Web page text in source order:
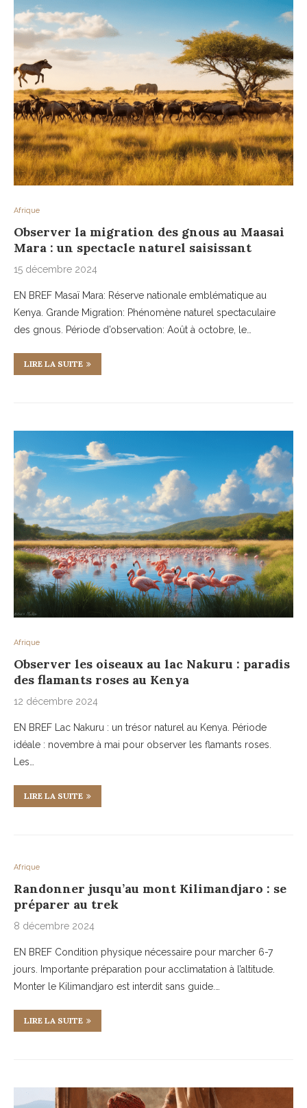
Afrique
Observer la migration des gnous au Maasai
Mara : un spectacle naturel saisissant
15 décembre 2024
EN BREF Masaï Mara: Réserve nationale emblématique au
Kenya. Grande Migration: Phénomène naturel spectaculaire
des gnous. Période d’observation: Août à octobre, le…
LIRE LA SUITE
Afrique
Observer les oiseaux au lac Nakuru : paradis
des flamants roses au Kenya
12 décembre 2024
EN BREF Lac Nakuru : un trésor naturel au Kenya. Période
idéale : novembre à mai pour observer les flamants roses.
Les…
LIRE LA SUITE
Afrique
Randonner jusqu’au mont Kilimandjaro : se
préparer au trek
8 décembre 2024
EN BREF Condition physique nécessaire pour marcher 6-7
jours. Importante préparation pour acclimatation à l’altitude.
Monter le Kilimandjaro est interdit sans guide.…
LIRE LA SUITE